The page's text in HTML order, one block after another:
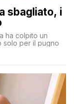
sbagliato, i
ha colpito un
solo per il pugno